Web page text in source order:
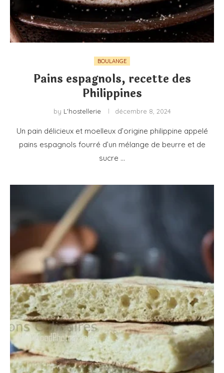
BOULANGE
Pains espagnols, recette des
Philippines
by L'hostellerie décembre 8, 2024
Un pain délicieux et moelleux d’origine philippine appelé
pains espagnols fourré d’un mélange de beurre et de
sucre …